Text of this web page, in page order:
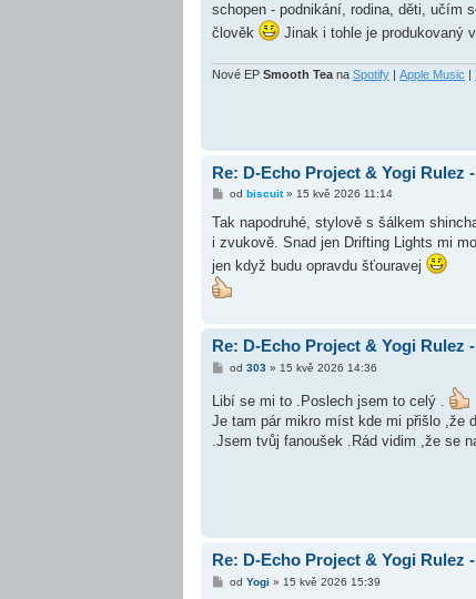
p
v
k
schopen - podnikání, rodina, děti, učím
člověk
Jinak i tohle je produkovaný
Nové EP Smooth Tea na Spotify | Apple Music |
Re: D-Echo Project & Yogi Rulez
P
í
p
v
e
k
od biscuit» 15 kvě 2026 11:14
Tak napodruhé, stylově s šálkem
i zvukově. Snad jen Drifting Lights mi
jen když budu opravdu šťouravej
Re: D-Echo Project & Yogi Rulez
P
í
s
p
v
od 303» 15 kvě 2026 14:36
Libí se mi to .Poslech jsem to celý .
Je tam pár mikro míst kde mi přišlo ,že
.Jsem tvůj fanoušek .Rád vidim ,že se
Re: D-Echo Project & Yogi Rulez
Pod Yogi » 15 kvě 2026 15:39